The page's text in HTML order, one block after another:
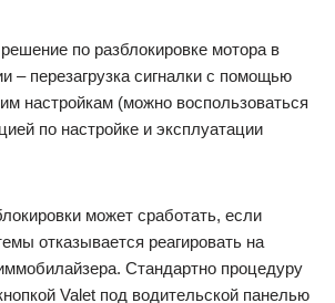
по разблокировке мотора в
– перезагрузка сигналки с помощью
настройкам (можно воспользоваться
по настройке и эксплуатации
может сработать, если
отказывается реагировать на
Стандартно процедуру
Valet под водительской панелью